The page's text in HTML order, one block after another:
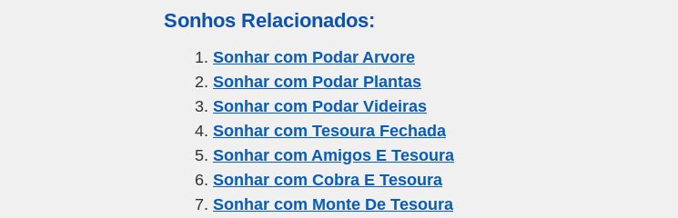
ail c
e
b
o
o
k
tt
er
e
gr
a
m
at
s
A
p
p
e
Sonhos Relacionados:
Sonhar com Podar Arvore
Sonhar com Podar Plantas
Sonhar com Podar Videiras
Sonhar com Tesoura Fechada
Sonhar com Amigos E Tesoura
Sonhar com Cobra E Tesoura
Sonhar com Monte De Tesoura